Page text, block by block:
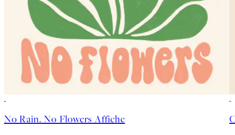
No Rain. No Flowers Affiche